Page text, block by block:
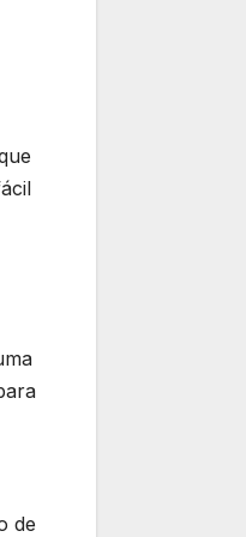
de